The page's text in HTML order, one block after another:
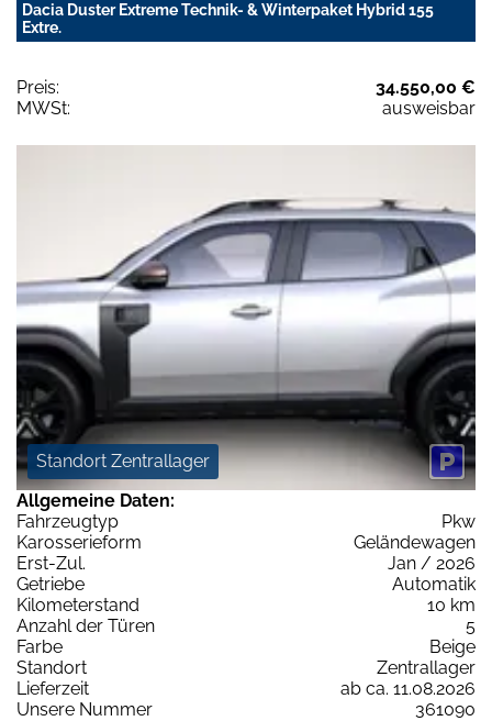
Dacia Duster Extreme Technik- & Winterpaket Hybrid 155
Extre.
Preis:
34.550,00 €
MWSt:
ausweisbar
Standort Zentrallager
Allgemeine Daten:
Fahrzeugtyp
Pkw
Karosserieform
Geländewagen
Erst-Zul.
Jan / 2026
Getriebe
Automatik
Kilometerstand
10 km
Anzahl der Türen
5
Farbe
Beige
Standort
Zentrallager
Lieferzeit
ab ca. 11.08.2026
Unsere Nummer
361090